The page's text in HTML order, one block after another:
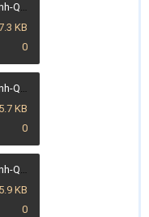
Ban-nha-hem-To-Hien-Thanh-Quan-10 (3).jpg
KB
0
Ban-nha-hem-To-Hien-Thanh-Quan-10 (4).jpg
KB
0
Ban-nha-hem-To-Hien-Thanh-Quan-10 (5).jpg
KB
0